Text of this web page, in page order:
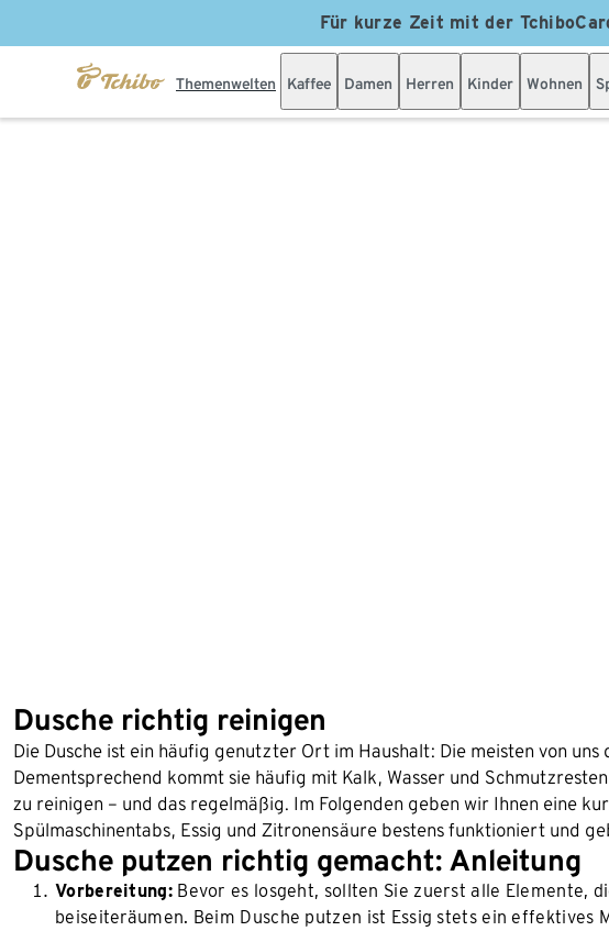
Für kurze Zeit mit der
Themenwelten Kaffee Damen Herren Kinder Wohnen
Dusche richtig reinigen
Die Dusche ist ein häufig genutzter Ort im Haushalt: Die meisten von uns
Dementsprechend kommt sie häufig mit Kalk, Wasser und
zu reinigen – und das regelmäßig. Im Folgenden geben wir Ihnen eine
Spülmaschinentabs, Essig und Zitronensäure bestens funktioniert und
Dusche putzen richtig gemacht: Anleitung
Vorbereitung:Bevor es losgeht, sollten Sie zuerst alle Elemente,
beiseiteräumen. Beim Dusche putzen ist Essig stets ein effektives